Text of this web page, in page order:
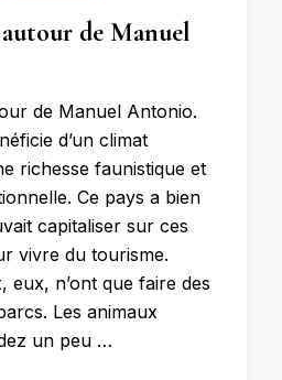
de Manuel
de Manuel Antonio.
d’un climat
richesse faunistique et
Ce pays a bien
capitaliser sur ces
vivre du tourisme.
eux, n’ont que faire des
Les animaux
un peu …